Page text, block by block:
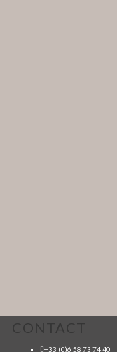
CONTACT
+33 (0)6 58 73 74 40